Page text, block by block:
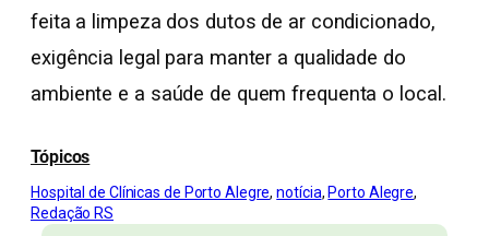
feita a limpeza dos dutos de ar condicionado,
exigência legal para manter a qualidade do
ambiente e a saúde de quem frequenta o local.
Tópicos
Hospital de Clínicas de Porto Alegre, notícia, Porto Alegre
Redação RS